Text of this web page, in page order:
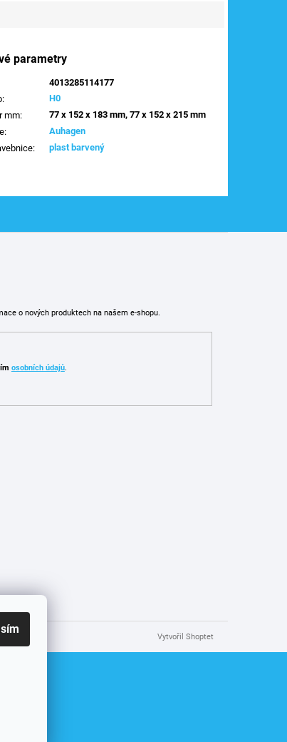
parametry
4013285114177
: H0
mm: 77 x 152 x 183 mm, 77 x 152 x 215 mm
: Auhagen
: plast barvený
o nových produktech na našem e-shopu.
osobních údajů.
Vytvořil Shoptet